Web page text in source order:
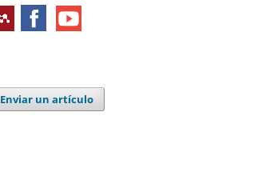
Enviar un artículo